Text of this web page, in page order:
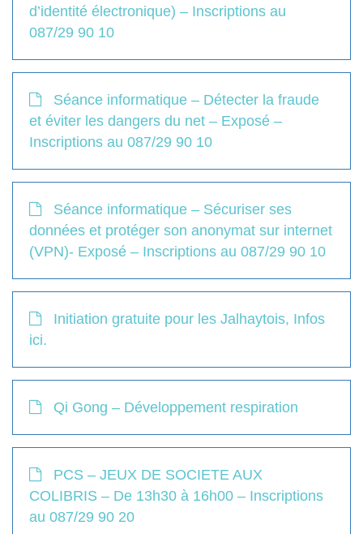
d’identité électronique) – Inscriptions au
087/29 90 10
Séance informatique – Détecter la fraude
et éviter les dangers du net – Exposé –
Inscriptions au 087/29 90 10
Séance informatique – Sécuriser ses
données et protéger son anonymat sur internet
(VPN)- Exposé – Inscriptions au 087/29 90 10
Initiation gratuite pour les Jalhaytois, Infos
ici.
Qi Gong – Développement respiration
PCS – JEUX DE SOCIETE AUX
COLIBRIS – De 13h30 à 16h00 – Inscriptions
au 087/29 90 20